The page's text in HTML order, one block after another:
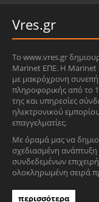
Vres.gr
Το www.vres.gr
Marinet ΕΠΕ. Η Marinet
με μακρόχρονη συνεπή
πληροφορικής από το
της και υπηρεσίες
ηλεκτρονικού
επαγγελματίες.
Με όραμά μας να
σχεδιασμένη
συνδεδεμένων
ολοκληρωμένη σειρά
περισσότερα